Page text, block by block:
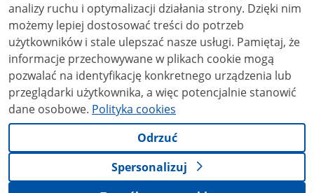
analizy ruchu i optymalizacji działania strony. Dzięki nim
możemy lepiej dostosować treści do potrzeb
użytkowników i stale ulepszać nasze usługi. Pamiętaj, że
informacje przechowywane w plikach cookie mogą
pozwalać na identyfikację konkretnego urządzenia lub
przeglądarki użytkownika, a więc potencjalnie stanowić
dane osobowe. Polityka cookies
Odrzuć
Spersonalizuj